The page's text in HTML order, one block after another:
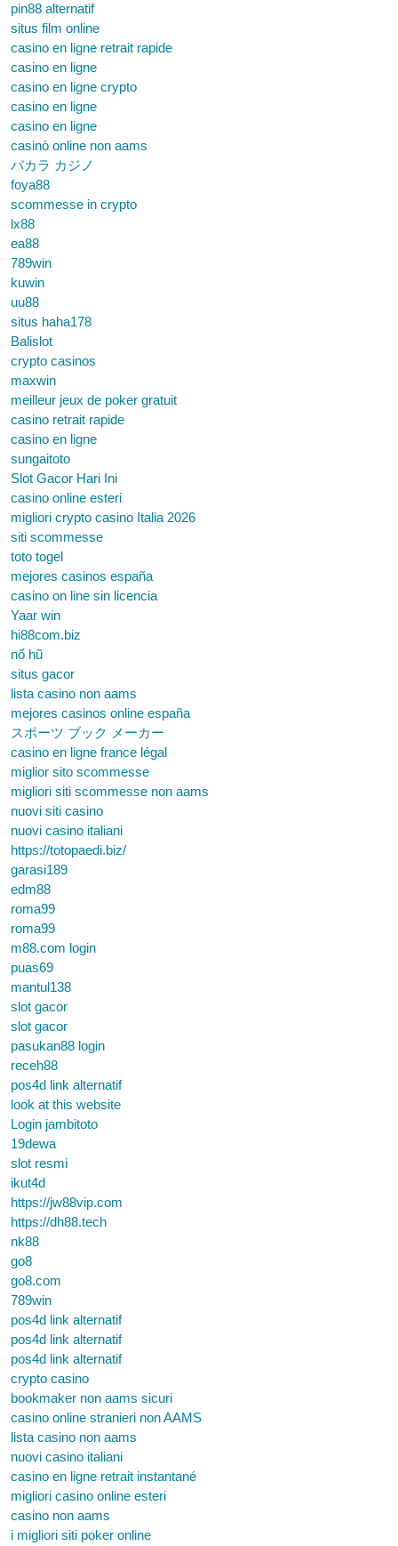
pin88 alternatif
situs film online
casino en ligne retrait rapide
casino en ligne
casino en ligne crypto
casino en ligne
casino en ligne
casinò online non aams
バカラ カジノ
foya88
scommesse in crypto
lx88
ea88
789win
kuwin
uu88
situs haha178
Balislot
crypto casinos
maxwin
meilleur jeux de poker gratuit
casino retrait rapide
casino en ligne
sungaitoto
Slot Gacor Hari Ini
casino online esteri
migliori crypto casino Italia 2026
siti scommesse
toto togel
mejores casinos españa
casino on line sin licencia
Yaar win
hi88com.biz
nổ hũ
situs gacor
lista casino non aams
mejores casinos online españa
スポーツ ブック メーカー
casino en ligne france légal
miglior sito scommesse
migliori siti scommesse non aams
nuovi siti casino
nuovi casino italiani
https://totopaedi.biz/
garasi189
edm88
roma99
roma99
m88.com login
puas69
mantul138
slot gacor
slot gacor
pasukan88 login
receh88
pos4d link alternatif
look at this website
Login jambitoto
19dewa
slot resmi
ikut4d
https://jw88vip.com
https://dh88.tech
nk88
go8
go8.com
789win
pos4d link alternatif
pos4d link alternatif
pos4d link alternatif
crypto casino
bookmaker non aams sicuri
casino online stranieri non AAMS
lista casino non aams
nuovi casino italiani
casino en ligne retrait instantané
migliori casino online esteri
casino non aams
i migliori siti poker online